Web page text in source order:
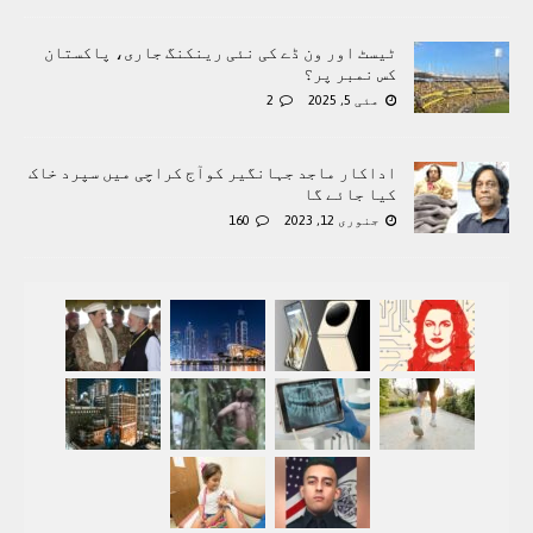
ٹیسٹ اور ون ڈے کی نئی رینکنگ جاری، پاکستان
کس نمبر پر؟
مئی 5, 2025 2
اداکار ماجد جہانگیر کوآج کراچی میں سپرد خاک
کیا جائے گا
جنوری 12, 2023 160